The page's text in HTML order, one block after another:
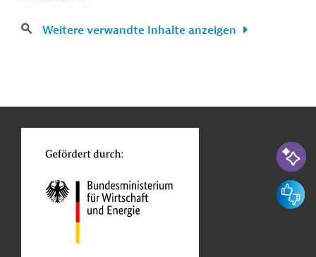
Weitere verwandte Inhalte anzeigen
KI-